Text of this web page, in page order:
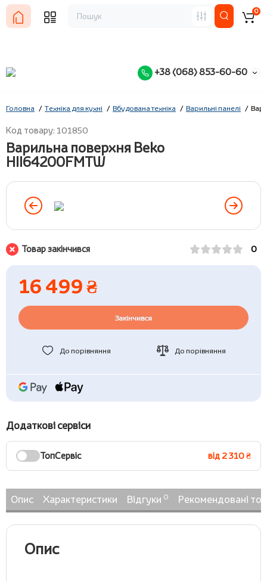
+38 (068) 853-60-60
0
Головна Техніка для кухні Вбудована техніка Варильні панелі
Код товару: 101850
Варильна поверхня Beko
HII64200FMTW
Товар закінчився 0
16 499 ₴
Закінчився
До порівняння До порівняння
Додаткові сервіси
ТопСервіс від 2 310 ₴
Опис Характеристики Відгуки 0 Рекомендовані
Опис